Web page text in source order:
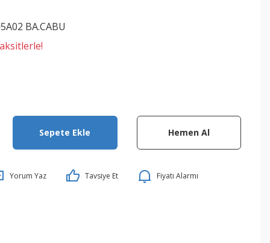
BA.CABU
Sepete Ekle Hemen Al
Yorum Yaz Tavsiye Et Fiyatı Alarmı